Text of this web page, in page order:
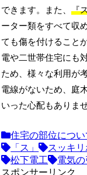
できます。また、『
ーター類をすべて収
ても傷を付けること
電や二世帯住宅にも
ため、様々な利用が
電線がないため、庭
いった心配もありませ
住宅の部位につい
「ス」
スッキ
松下電工
電気
スポンサーリンク